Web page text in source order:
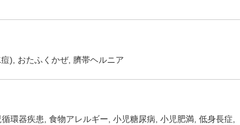
) おたふくかぜ 臍帯ヘルニア
環器疾患 食物アレルギー 小児糖尿病 小児肥満 低身長症